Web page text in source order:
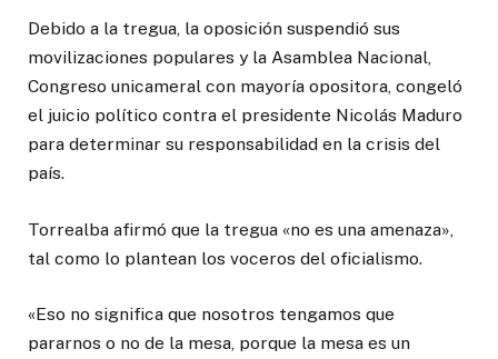
Debido a la tregua, la oposición suspendió sus
movilizaciones populares y la Asamblea Nacional,
Congreso unicameral con mayoría opositora, congeló
el juicio político contra el presidente Nicolás Maduro
para determinar su responsabilidad en la crisis del
país.
Torrealba afirmó que la tregua «no es una amenaza»,
tal como lo plantean los voceros del oficialismo.
«Eso no significa que nosotros tengamos que
pararnos o no de la mesa, porque la mesa es un